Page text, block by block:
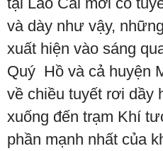
và dày như vậy,
xuất hiện vào sáng
Quý Hồ và cả huyện
về chiều tuyết rơi dầy
xuống đến trạm Khí
phần mạnh nhất của